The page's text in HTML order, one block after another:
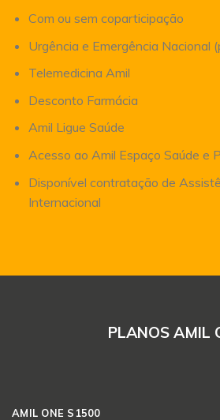
Com ou sem coparticipação
Urgência e Emergência Nacional
Telemedicina Amil
Desconto Farmácia
Amil Ligue Saúde
Acesso ao Amil Espaço Saúde e
Disponível contratação de
Internacional
PLANOS AMIL
AMIL ONE S1500